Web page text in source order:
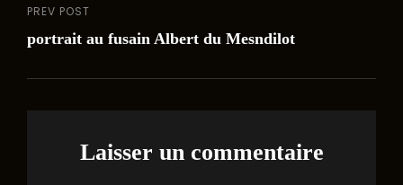
Navigation
de
Previous
Post
PREV POST
portrait au fusain Albert du Mesndilot
Laisser un commentaire